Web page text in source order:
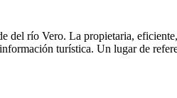
del río Vero. La propietaria,
turística. Un lugar de